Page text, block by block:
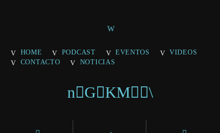
HOME PODCAST EVENTOS
VIDEOS
CONTACTO
NOTICIAS